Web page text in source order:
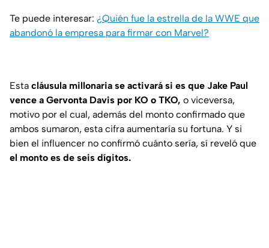
Te puede interesar: ¿Quién fue la estrella de la WWE que
abandonó la empresa para firmar con Marvel?
Esta cláusula millonaria se activará si es que Jake Paul
vence a Gervonta Davis por KO o TKO, o viceversa,
motivo por el cual, además del monto confirmado que
ambos sumaron, esta cifra aumentaría su fortuna. Y si
bien el influencer no confirmó cuánto sería, sí reveló que
el monto es de seis dígitos.